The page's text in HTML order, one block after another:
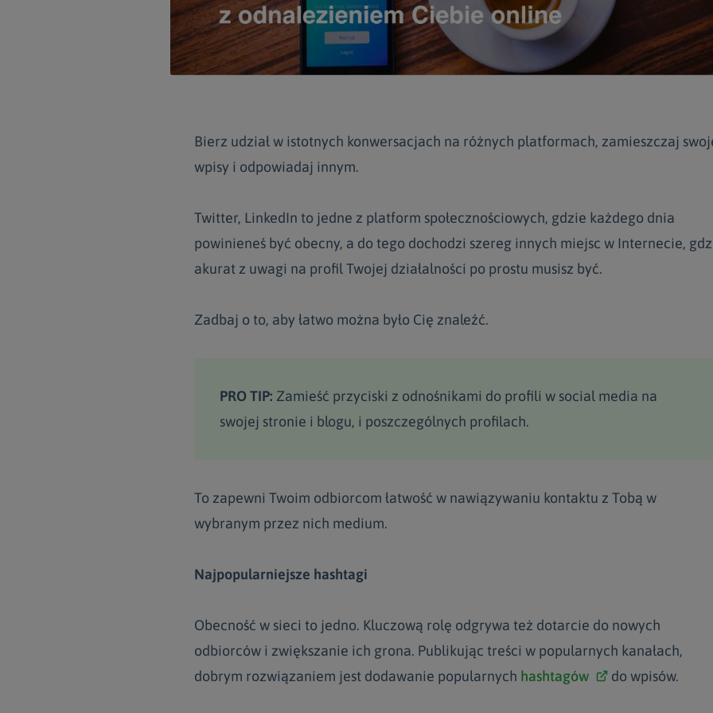
Bierz udział w istotnych konwersacjach na różnych platformach, zamieszczaj
wpisy i odpowiadaj innym.
Twitter, LinkedIn to jedne z platform społecznościowych, gdzie każdego dnia
powinieneś być obecny, a do tego dochodzi szereg innych miejsc w Internecie,
akurat z uwagi na profil Twojej działalności po prostu musisz być.
Zadbaj o to, aby łatwo można było Cię znaleźć.
PRO TIP: Zamieść przyciski z odnośnikami do profili w social media na
swojej stronie i blogu, i poszczególnych profilach.
To zapewni Twoim odbiorcom łatwość w nawiązywaniu kontaktu z Tobą w
wybranym przez nich medium.
Najpopularniejsze hashtagi
Obecność w sieci to jedno. Kluczową rolę odgrywa też dotarcie do nowych
odbiorców i zwiększanie ich grona. Publikując treści w popularnych kanałach,
dobrym rozwiązaniem jest dodawanie popularnych hashtagów do wpisów.